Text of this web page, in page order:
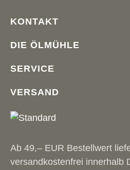
KONTAKT
DIE ÖLMÜHLE
SERVICE
VERSAND
Ab 49,– EUR Bestellwert
versandkostenfrei innerhalb